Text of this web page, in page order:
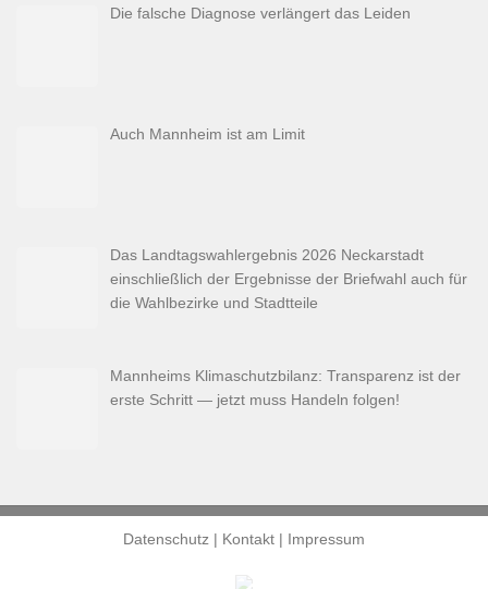
Die falsche Diagnose verlängert das Leiden
Auch Mannheim ist am Limit
Das Landtagswahlergebnis 2026 Neckarstadt
einschließlich der Ergebnisse der Briefwahl auch für
die Wahlbezirke und Stadtteile
Mannheims Klimaschutzbilanz: Transparenz ist der
erste Schritt — jetzt muss Handeln folgen!
Datenschutz | Kontakt | Impressum